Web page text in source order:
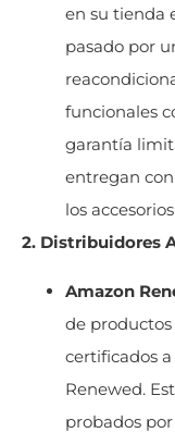
en su tienda
pasado por
funcionales
garantía
entregan
los
2. Distribuidores
Amazon
de productos
certificados
Renewed.
probados